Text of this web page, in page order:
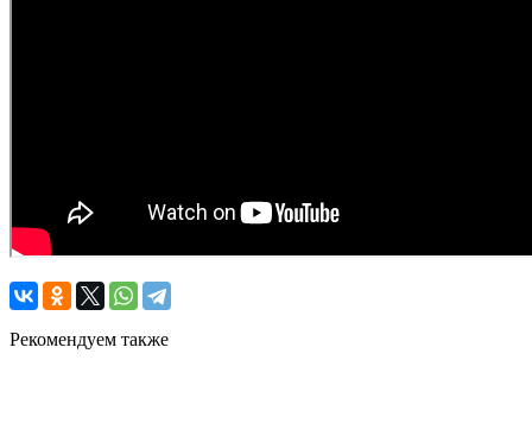
Рекомендуем также